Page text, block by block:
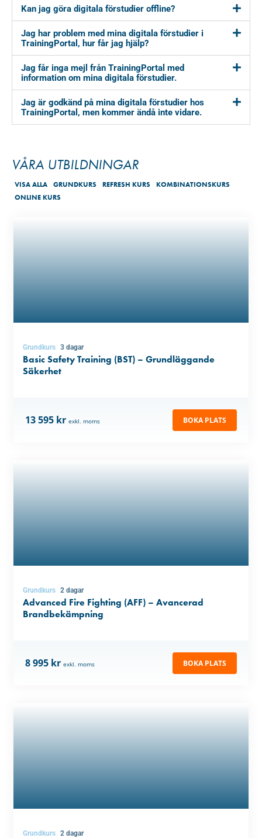
Kan jag göra digitala förstudier offline?
Jag har problem med mina digitala förstudier i
TrainingPortal, hur får jag hjälp?
Jag får inga mejl från TrainingPortal med
information om mina digitala förstudier.
Jag är godkänd på mina digitala förstudier hos
TrainingPortal, men kommer ändå inte vidare.
VÅRA UTBILDNINGAR
VISA ALLA GRUNDKURS REFRESH KURS
KOMBINATIONSKURS
ONLINE KURS
Grundkurs 3 dagar
Basic Safety Training (BST) – Grundläggande
Säkerhet
13 595 kr exkl. moms BOKA PLATS
Grundkurs 2 dagar
Advanced Fire Fighting (AFF) – Avancerad
Brandbekämpning
8 995 kr exkl. moms BOKA PLATS
Grundkurs 2 dagar